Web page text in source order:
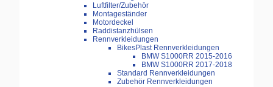
Luftfilter/Zubehör
Montageständer
Motordeckel
Raddistanzhülsen
Rennverkleidungen
BikesPlast Rennverkleidungen
BMW S1000RR 2015-2016
BMW S1000RR 2017-2018
Standard Rennverkleidungen
Zubehör Rennverkleidungen